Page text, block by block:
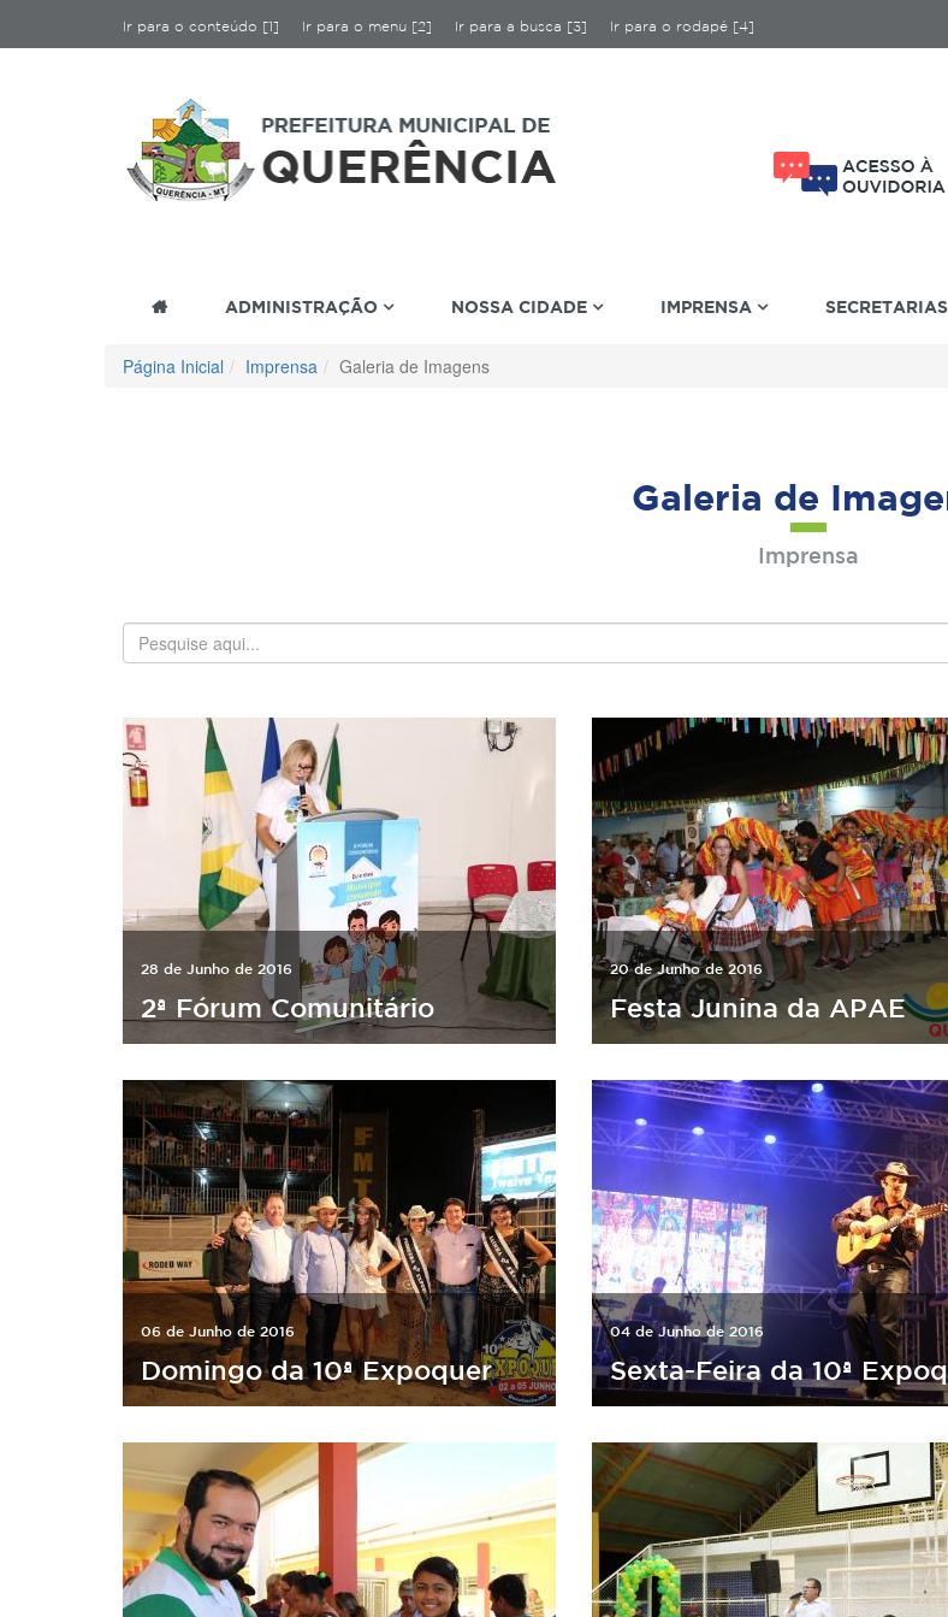
Ir para o conteúdo [1] Ir para o menu [2] Ir para a busca [3] Ir para o rodapé [4]
ADMINISTRAÇÃO NOSSA CIDADE IMPRENSA SECRETARIAS
Página Inicial Imprensa Galeria de Imagens
Galeria de
Imprensa
28 de Junho de 2016
2ª Fórum Comunitário
20 de Junho de 2016
Festa Junina da APAE
06 de Junho de 2016
Domingo da 10ª Expoquer
04 de Junho de 2016
Sexta-Feira da 10ª